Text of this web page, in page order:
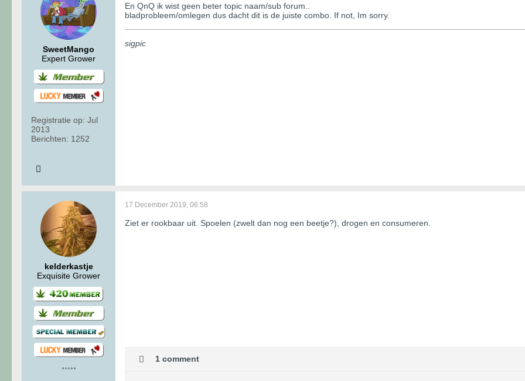
SweetMango
Expert Grower
Registratie op: Jul
2013
Berichten: 1252
En QnQ ik wist geen beter topic naam/sub forum..
bladprobleem/omlegen dus dacht dit is de juiste combo. If not, Im sorry.
sigpic
kelderkastje
Exquisite Grower
17 December 2019, 06:58
Ziet er rookbaar uit. Spoelen (zwelt dan nog een beetje?), drogen en consumeren.
1 comment